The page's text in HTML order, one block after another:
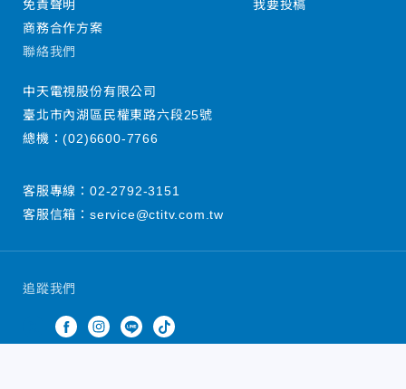
追蹤我們
免責聲明
商務合作方案
我要投稿
聯絡我們
中天電視股份有限公司
臺北市內湖區民權東路六段25號
總機：(02)6600-7766
客服專線： 02-2792-3151
客服信箱： service@ctitv.com.tw